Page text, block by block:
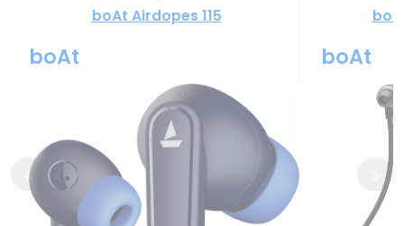
boAt Airdopes 115
boAt boAt